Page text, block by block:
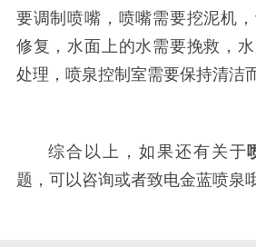
要调制喷嘴，喷嘴需要挖泥机
修复，水面上的水需要挽救，
处理，喷泉控制室需要保持清洁
综合以上，如果还有关于
题，可以咨询或者致电金蓝喷泉